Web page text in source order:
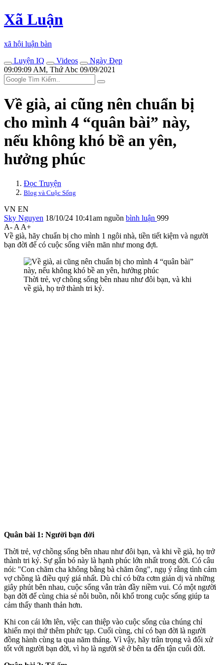
Xã Luận
xã hội luận bàn
Luyện IQ
Videos
Ngày Đẹp
09:09:09 AM, Thứ Abc 09/09/2021
Về già, ai cũng nên chuẩn bị
cho mình 4 “quân bài” này,
nếu không khó bề an yên,
hưởng phúc
Đọc Truyện
Blog và Cuộc Sống
VN EN
Sky Nguyen 18/10/24 10:41am nguồn bình luận 999
A- A A+
Về già, hãy chuẩn bị cho mình 1 ngôi nhà, tiền tiết kiệm và người
bạn đời để có cuộc sống viên mãn như mong đợi.
Thời trẻ, vợ chồng sống bên nhau như đôi bạn, và khi
về già, họ trở thành tri kỷ.
Quân bài 1: Người bạn đời
Thời trẻ, vợ chồng sống bên nhau như đôi bạn, và khi về già, họ trở
thành tri kỷ. Sự gắn bó này là hạnh phúc lớn nhất trong đời. Có câu
nói: "Con chăm cha không bằng bà chăm ông", ngụ ý rằng tình cảm
vợ chồng là điều quý giá nhất. Dù chỉ có bữa cơm giản dị và những
giây phút bên nhau, cuộc sống vẫn tràn đầy niềm vui. Có một người
bạn đời để cùng chia sẻ nỗi buồn, nỗi khổ trong cuộc sống giúp ta
cảm thấy thanh thản hơn.
Khi con cái lớn lên, việc can thiệp vào cuộc sống của chúng chỉ
khiến mọi thứ thêm phức tạp. Cuối cùng, chỉ có bạn đời là người
đồng hành cùng ta qua năm tháng. Vì vậy, hãy trân trọng và đối xử
tốt với người bạn đời, vì họ là người sẽ ở bên ta đến tận cuối đời.